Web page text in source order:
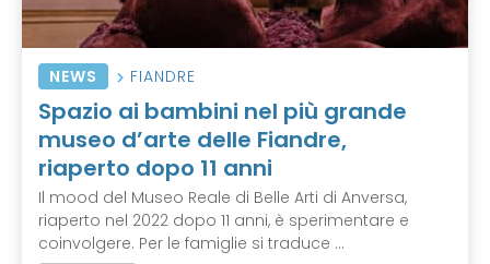
NEWS FIANDRE
Spazio ai bambini nel più grande
museo d’arte delle Fiandre,
riaperto dopo 11 anni
Il mood del Museo Reale di Belle Arti di Anversa,
riaperto nel 2022 dopo 11 anni, è sperimentare e
coinvolgere. Per le famiglie si traduce ...